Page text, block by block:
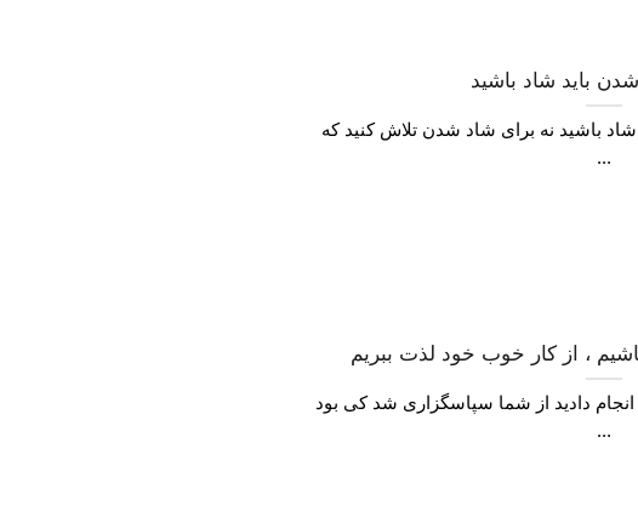
باید شاد باشید
باشید نه برای شاد شدن تلاش کنید که
...
، از کار خوب خود لذت ببریم
دادید از شما سپاسگزاری شد کی بود
...